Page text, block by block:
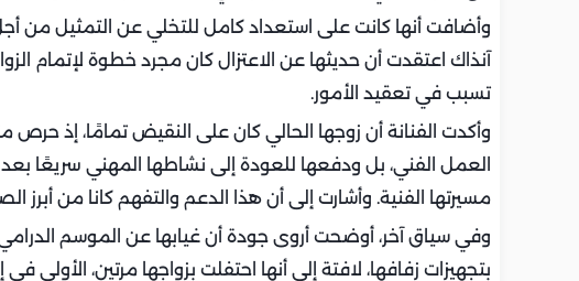
وأضافت أنها كانت على استعداد كامل للتخلي عن التمثيل من
آنذاك اعتقدت أن حديثها عن الاعتزال كان مجرد خطوة لإتمام
تسبب في تعقيد الأمور.
وأكدت الفنانة أن زوجها الحالي كان على النقيض تمامًا، إذ
العمل الفني، بل ودفعها للعودة إلى نشاطها المهني سريعًا بعد
مسيرتها الفنية. وأشارت إلى أن هذا الدعم والتفهم كانا من أبرز
وفي سياق آخر، أوضحت أروى جودة أن غيابها عن الموسم
بتجهيزات زفافها، لافتة إلى أنها احتفلت بزواجها مرتين، الأولى